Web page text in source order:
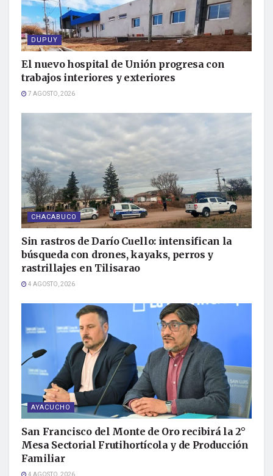
DUPUY
El nuevo hospital de Unión progresa con
trabajos interiores y exteriores
7 AGOSTO, 2026
CHACABUCO
Sin rastros de Darío Cuello: intensifican la
búsqueda con drones, kayaks, perros y
rastrillajes en Tilisarao
4 AGOSTO, 2026
AYACUCHO
San Francisco del Monte de Oro recibirá la 2°
Mesa Sectorial Frutihortícola y de Producción
Familiar